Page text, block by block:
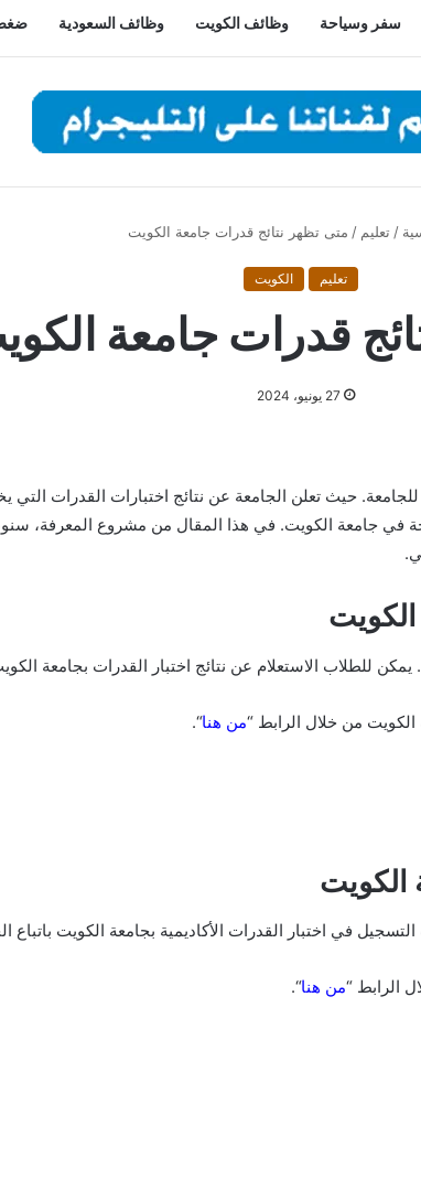
سفر وسياحة وظائف الكويت وظائف السعودية ضغط
/ تعليم / متى تظهر نتائج قدرات جامعة الكويت
تعليم الكويت
قدرات جامعة
27 يونيو، 2024
حيث تعلن الجامعة عن نتائج اختبارات القدرات
في جامعة الكويت. في هذا المقال من مشروع المعرفة،
للطلاب الاستعلام عن نتائج اختبار القدرات بجامعة
الكويت من خلال الرابط “من هنا“.
الكويت
في اختبار القدرات الأكاديمية بجامعة الكويت باتباع
الرابط “من هنا“.